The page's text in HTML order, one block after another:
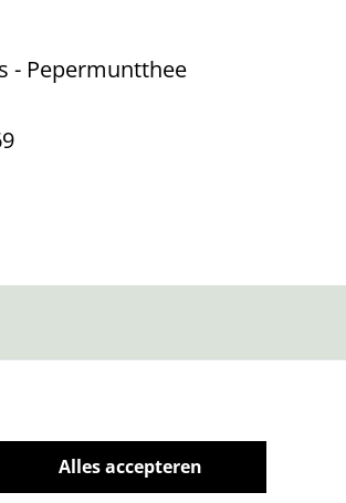
- Pepermuntthee
Alles accepteren